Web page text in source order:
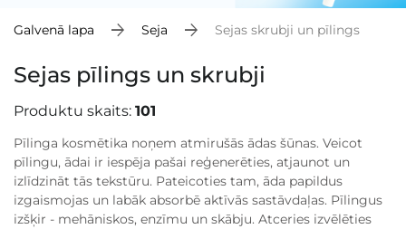
Galvenā lapa Seja Sejas skrubji un pīlings
Sejas pīlings un skrubji
Produktu skaits: 101
Pīlinga kosmētika noņem atmirušās ādas šūnas. Veicot
pīlingu, ādai ir iespēja pašai reģenerēties, atjaunot un
izlīdzināt tās tekstūru. Pateicoties tam, āda papildus
izgaismojas un labāk absorbē aktīvās sastāvdaļas. Pīlingus
izšķir - mehāniskos, enzīmu un skābju. Atceries izvēlēties